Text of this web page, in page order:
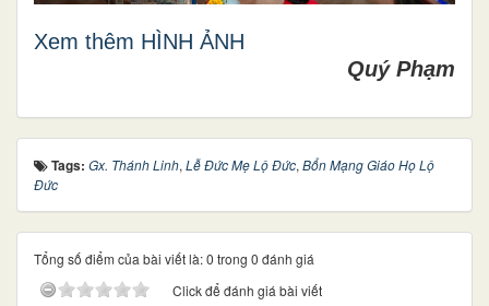
Xem thêm HÌNH ẢNH
Quý Phạm
Tags: Gx. Thánh Linh, Lễ Đức Mẹ Lộ Đức, Bổn Mạng Giáo Họ Lộ
Đức
Tổng số điểm của bài viết là: 0 trong 0 đánh giá
Click để đánh giá bài viết